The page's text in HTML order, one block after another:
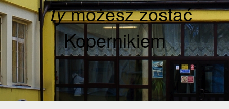
ITymożesz zostać
Kopernikiem